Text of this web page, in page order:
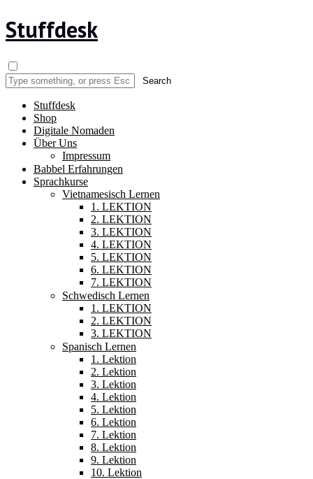
Stuffdesk
Stuffdesk
Shop
Digitale Nomaden
Über Uns
Impressum
Babbel Erfahrungen
Sprachkurse
Vietnamesisch Lernen
1. LEKTION
2. LEKTION
3. LEKTION
4. LEKTION
5. LEKTION
6. LEKTION
7. LEKTION
Schwedisch Lernen
1. LEKTION
2. LEKTION
3. LEKTION
Spanisch Lernen
1. Lektion
2. Lektion
3. Lektion
4. Lektion
5. Lektion
6. Lektion
7. Lektion
8. Lektion
9. Lektion
10. Lektion